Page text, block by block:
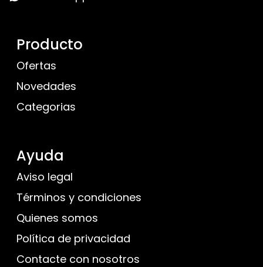
Producto
Ofertas
Novedades
Categorias
Ayuda
Aviso legal
Términos y condiciones
Quienes somos
Política de privacidad
Contacte con nosotros